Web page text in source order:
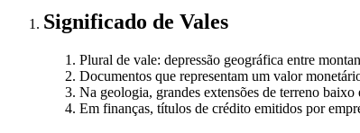
Significado de Vales
Plural de vale: depressão geográfica entre
Documentos que representam um valor
Na geologia, grandes extensões de terreno baixo
Em finanças, títulos de crédito emitidos por